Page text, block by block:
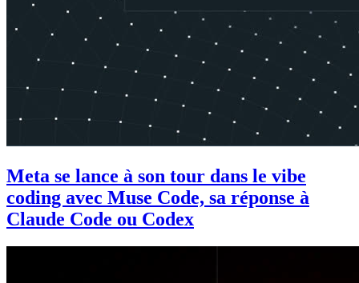
Meta se lance à son tour dans le vibe
coding avec Muse Code, sa réponse à
Claude Code ou Codex